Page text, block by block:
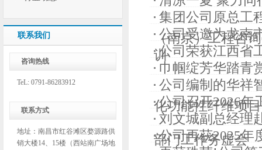
联系我们
咨询热线
TeL: 0791-86283912
联系方式
地址：南昌市红谷滩区婺源路供
销大楼14、15楼（西站南广场地
集团公司原总工
（南京）工程咨
公司受邀为龙南
训
公司荣获江西省
巾帼绽芳华踏青
公司编制的华祥
化功能性纤维项
公司召开2026年
刘文城副总经理
部门工作务虚会
公司再获2025年